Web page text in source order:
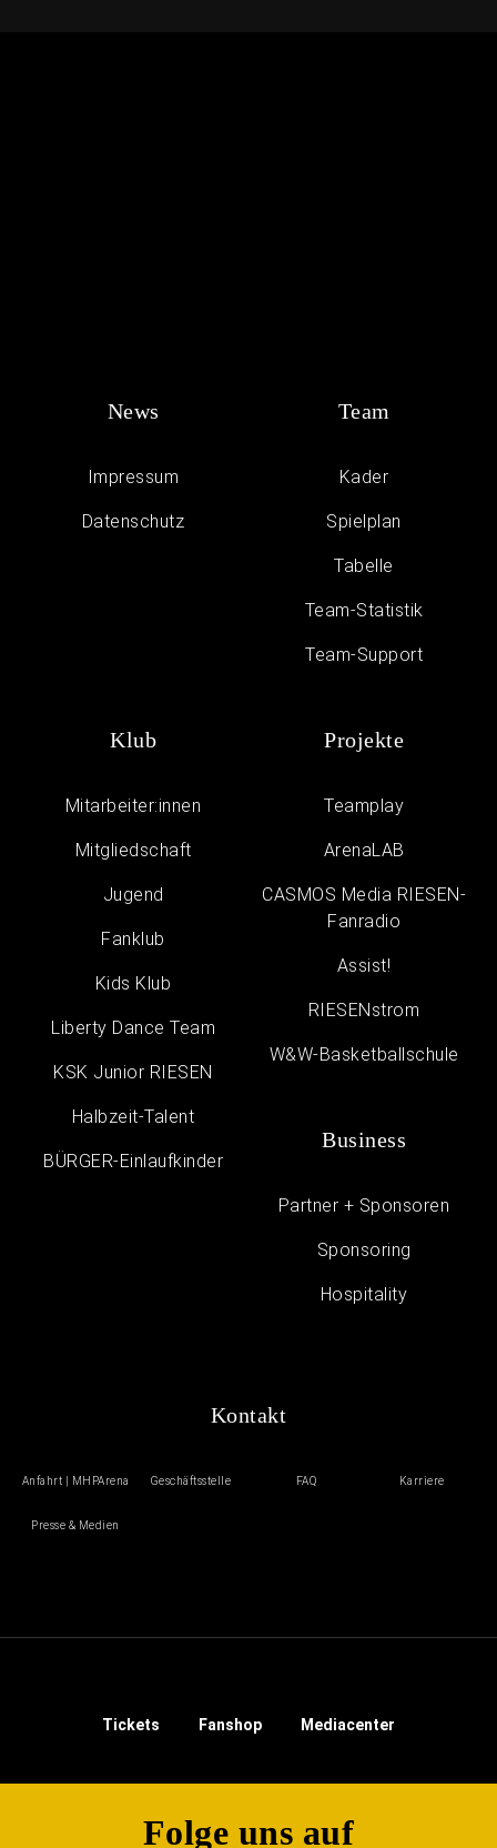
News
Impressum
Daten­schutz
Team
Kader
Spielplan
Tabelle
Team-Statistik
Team-Support
Klub
Mitarbeiter:innen
Mitgliedschaft
Jugend
Fanklub
Kids Klub
Liberty Dance Team
KSK Junior RIESEN
Halbzeit-Talent
BÜRGER-Einlaufkinder
Projekte
Teamplay
ArenaLAB
CASMOS Media RIESEN-
Fanradio
Assist!
RIESENstrom
W&W-Basketballschule
Business
Partner + Sponsoren
Sponsoring
Hospitality
Kontakt
Anfahrt | MHPArena Geschäftsstelle FAQ Karriere
Presse & Medien
Tickets Fanshop Mediacenter
Folge uns auf